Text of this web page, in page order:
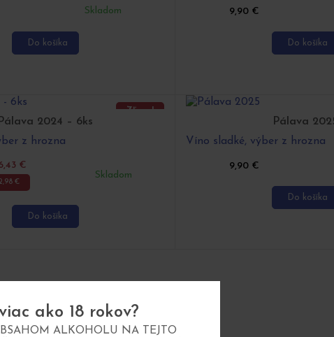
ako 18 rokov?
ALKOHOLU NA TEJTO
Skladom
Do košíka
9,90 €
Do košíka
Zľava!
Pálava 2024 – 6ks
z hrozna
€
€
Skladom
Do košíka
Pálava
Víno sladké, výber z hrozna
9,90 €
Do košíka